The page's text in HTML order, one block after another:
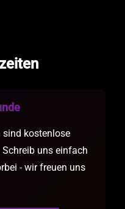
sind kostenlose
uns einfach
- wir freuen uns